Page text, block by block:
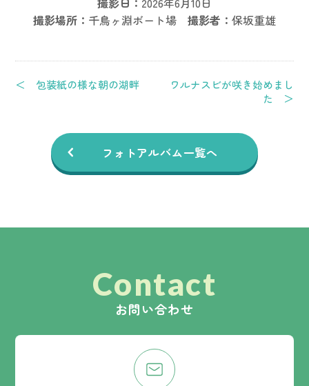
撮影場所： 千鳥ヶ淵ボート場 撮影者： 保坂重雄
＜ 包装紙の様な朝の湖畔
ワルナスビが咲き始めまし
た ＞
フォトアルバム一覧へ
Contact
お問い合わせ